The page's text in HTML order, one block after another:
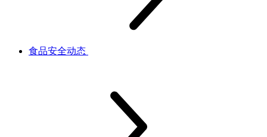
食品安全动态